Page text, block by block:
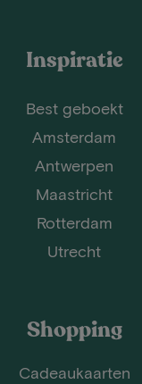
Inspiratie
Best geboekt
Amsterdam
Antwerpen
Maastricht
Rotterdam
Utrecht
Shopping
Cadeaukaarten